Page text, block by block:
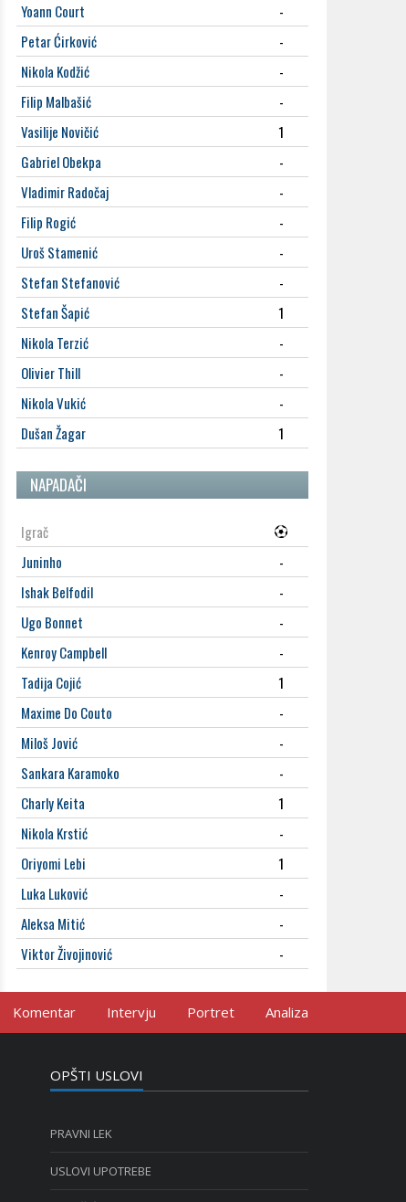
Yoann Court
-
Petar Ćirković
-
Nikola Kodžić
-
Filip Malbašić
-
Vasilije Novičić
1
Gabriel Obekpa
-
Vladimir Radočaj
-
Filip Rogić
-
Uroš Stamenić
-
Stefan Stefanović
-
Stefan Šapić
1
Nikola Terzić
-
Olivier Thill
-
Nikola Vukić
-
Dušan Žagar
1
NAPADAČI
Igrač
Juninho
-
Ishak Belfodil
-
Ugo Bonnet
-
Kenroy Campbell
-
Tadija Cojić
1
Maxime Do Couto
-
Miloš Jović
-
Sankara Karamoko
-
Charly Keita
1
Nikola Krstić
-
Oriyomi Lebi
1
Luka Luković
-
Aleksa Mitić
-
Viktor Živojinović
-
Komentar Intervju Portret Analiza
OPŠTI USLOVI
PRAVNI LEK
USLOVI UPOTREBE